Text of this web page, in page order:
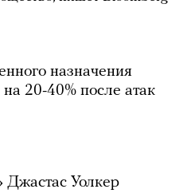
назначения
20-40% после атак
Джастас Уолкер